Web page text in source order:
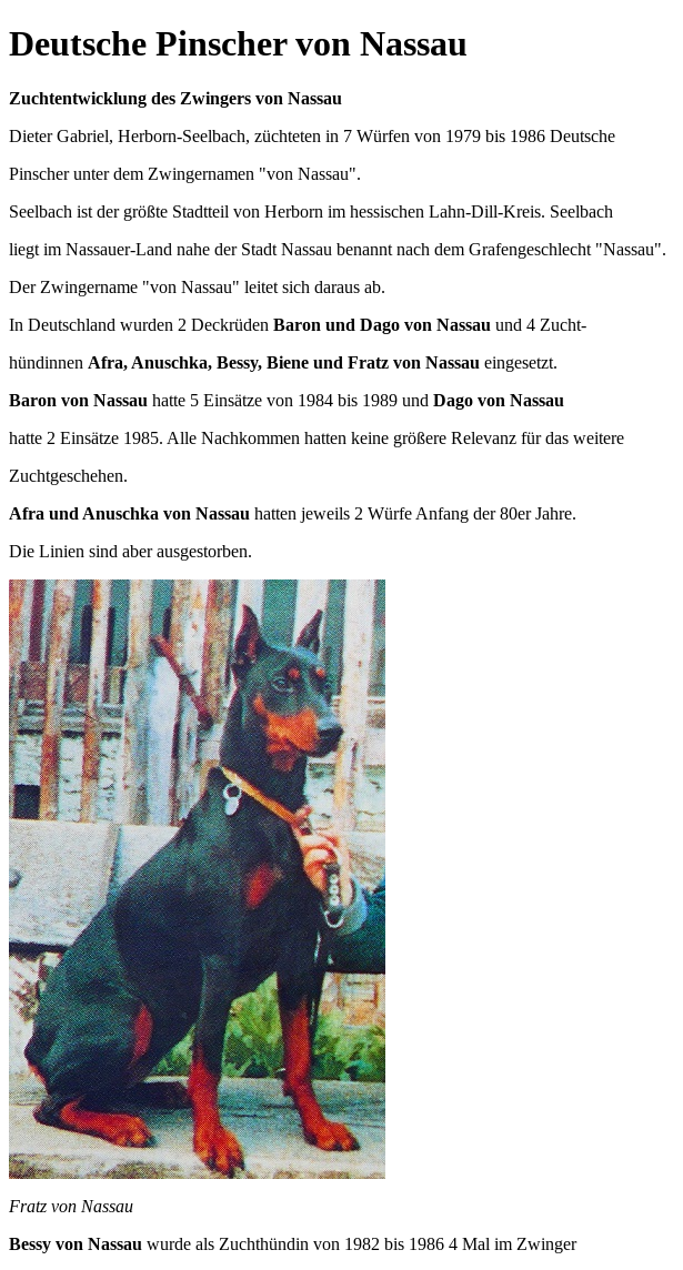
Deutsche Pinscher von Nassau
Zuchtentwicklung des Zwingers von Nassau
Dieter Gabriel, Herborn-Seelbach, züchteten in 7 Würfen von 1979 bis 1986 Deutsche
Pinscher unter dem Zwingernamen "von Nassau".
Seelbach ist der größte Stadtteil von Herborn im hessischen Lahn-Dill-Kreis. Seelbach
liegt im Nassauer-Land nahe der Stadt Nassau benannt nach dem Grafengeschlecht "Nassau".
Der Zwingername "von Nassau" leitet sich daraus ab.
In Deutschland wurden 2 Deckrüden Baron und Dago von Nassau und 4 Zucht-
hündinnen Afra, Anuschka, Bessy, Biene und Fratz von Nassau eingesetzt.
Baron von Nassau hatte 5 Einsätze von 1984 bis 1989 und Dago von Nassau
hatte 2 Einsätze 1985. Alle Nachkommen hatten keine größere Relevanz für das weitere
Zuchtgeschehen.
Afra und Anuschka von Nassau hatten jeweils 2 Würfe Anfang der 80er Jahre.
Die Linien sind aber ausgestorben.
Fratz von Nassau
Bessy von Nassau wurde als Zuchthündin von 1982 bis 1986 4 Mal im Zwinger